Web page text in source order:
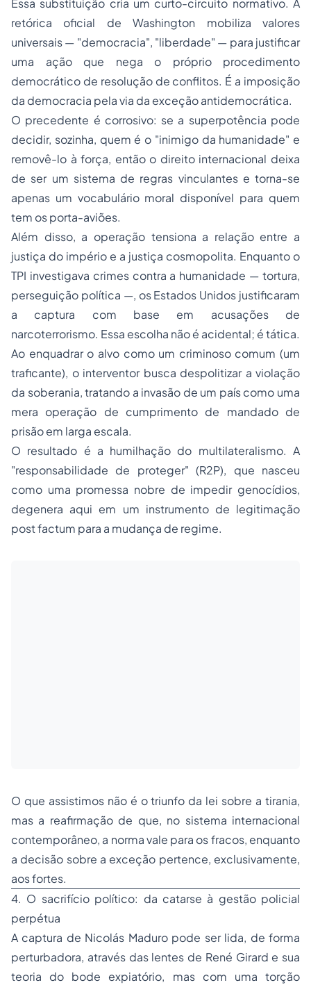
Essa substituição cria um curto-circuito normativo. A
retórica oficial de Washington mobiliza valores
universais — "democracia", "liberdade" — para justificar
uma ação que nega o próprio procedimento
democrático de resolução de conflitos. É a imposição
da democracia pela via da exceção antidemocrática.
O precedente é corrosivo: se a superpotência pode
decidir, sozinha, quem é o "inimigo da humanidade" e
removê-lo à força, então o direito internacional deixa
de ser um sistema de regras vinculantes e torna-se
apenas um vocabulário moral disponível para quem
tem os porta-aviões.
Além disso, a operação tensiona a relação entre a
justiça do império e a justiça cosmopolita. Enquanto o
TPI investigava crimes contra a humanidade — tortura,
perseguição política —, os Estados Unidos justificaram
a captura com base em acusações de
narcoterrorismo. Essa escolha não é acidental; é tática.
Ao enquadrar o alvo como um criminoso comum (um
traficante), o interventor busca despolitizar a violação
da soberania, tratando a invasão de um país como uma
mera operação de cumprimento de mandado de
prisão em larga escala.
O resultado é a humilhação do multilateralismo. A
"responsabilidade de proteger" (R2P), que nasceu
como uma promessa nobre de impedir genocídios,
degenera aqui em um instrumento de legitimação
post factum para a mudança de regime.
O que assistimos não é o triunfo da lei sobre a tirania,
mas a reafirmação de que, no sistema internacional
contemporâneo, a norma vale para os fracos, enquanto
a decisão sobre a exceção pertence, exclusivamente,
aos fortes.
4. O sacrifício político: da catarse à gestão policial
perpétua
A captura de Nicolás Maduro pode ser lida, de forma
perturbadora, através das lentes de René Girard e sua
teoria do bode expiatório, mas com uma torção